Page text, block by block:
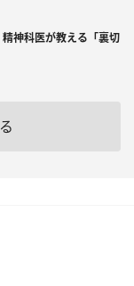
神科医が教える「裏切